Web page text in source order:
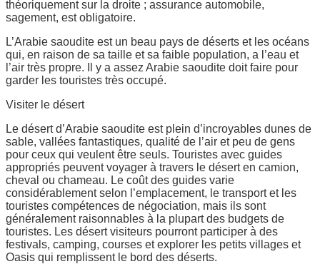
théoriquement sur la droite ; assurance automobile,
sagement, est obligatoire.
L’Arabie saoudite est un beau pays de déserts et les océans
qui, en raison de sa taille et sa faible population, a l’eau et
l’air très propre. Il y a assez Arabie saoudite doit faire pour
garder les touristes très occupé.
Visiter le désert
Le désert d’Arabie saoudite est plein d’incroyables dunes de
sable, vallées fantastiques, qualité de l’air et peu de gens
pour ceux qui veulent être seuls. Touristes avec guides
appropriés peuvent voyager à travers le désert en camion,
cheval ou chameau. Le coût des guides varie
considérablement selon l’emplacement, le transport et les
touristes compétences de négociation, mais ils sont
généralement raisonnables à la plupart des budgets de
touristes. Les désert visiteurs pourront participer à des
festivals, camping, courses et explorer les petits villages et
Oasis qui remplissent le bord des déserts.